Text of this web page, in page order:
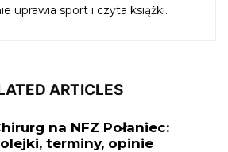
uprawia sport i czyta książki.
ARTICLES
na NFZ Połaniec:
terminy, opinie